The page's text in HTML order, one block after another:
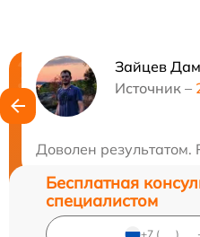
Зайцев
Источник –
Доволен
Нужна
Бесплатная
специалистом